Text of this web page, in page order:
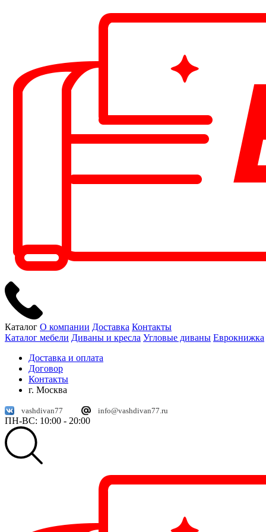
Каталог О компании Доставка Контакты
Каталог мебели Диваны и кресла Угловые диваны Еврокнижка
Доставка и оплата
Договор
Контакты
г. Москва
vashdivan77 info@vashdivan77.ru
ПН-ВС: 10:00 - 20:00